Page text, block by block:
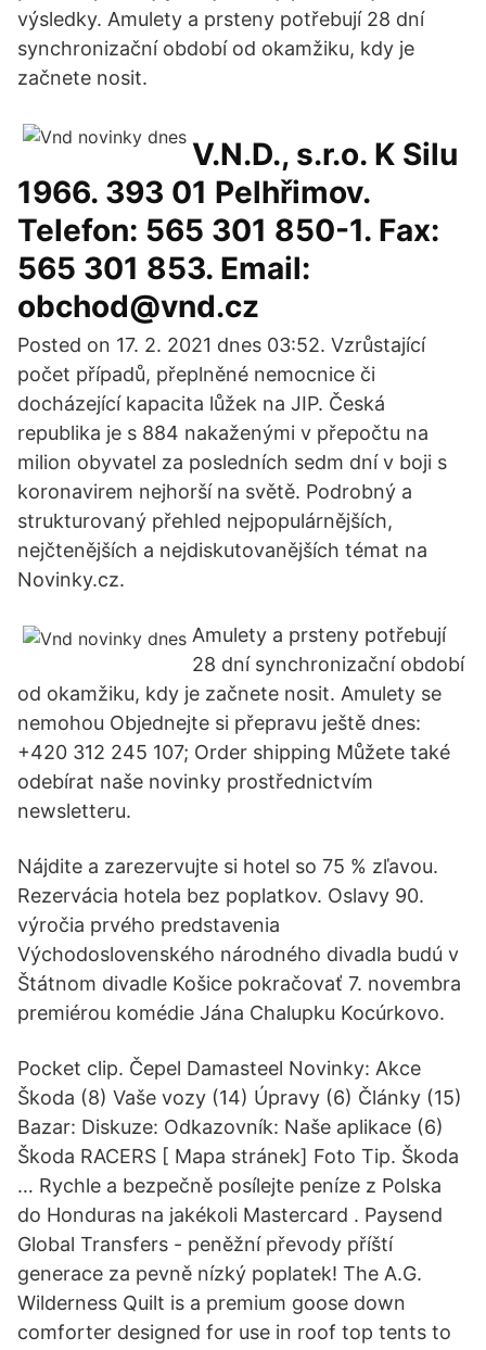
výsledky. Amulety a prsteny potřebují 28 dní
synchronizační období od okamžiku, kdy je
začnete nosit.
V.N.D., s.r.o. K Silu
1966. 393 01 Pelhřimov.
Telefon: 565 301 850-1. Fax:
565 301 853. Email:
obchod@vnd.cz
Posted on 17. 2. 2021 dnes 03:52. Vzrůstající
počet případů, přeplněné nemocnice či
docházející kapacita lůžek na JIP. Česká
republika je s 884 nakaženými v přepočtu na
milion obyvatel za posledních sedm dní v boji s
koronavirem nejhorší na světě. Podrobný a
strukturovaný přehled nejpopulárnějších,
nejčtenějších a nejdiskutovanějších témat na
Novinky.cz.
Amulety a prsteny potřebují
28 dní synchronizační období
od okamžiku, kdy je začnete nosit. Amulety se
nemohou Objednejte si přepravu ještě dnes:
+420 312 245 107; Order shipping Můžete také
odebírat naše novinky prostřednictvím
newsletteru.
Nájdite a zarezervujte si hotel so 75 % zľavou.
Rezervácia hotela bez poplatkov. Oslavy 90.
výročia prvého predstavenia
Východoslovenského národného divadla budú v
Štátnom divadle Košice pokračovať 7. novembra
premiérou komédie Jána Chalupku Kocúrkovo.
Pocket clip. Čepel Damasteel Novinky: Akce
Škoda (8) Vaše vozy (14) Úpravy (6) Články (15)
Bazar: Diskuze: Odkazovník: Naše aplikace (6)
Škoda RACERS [ Mapa stránek] Foto Tip. Škoda
… Rychle a bezpečně posílejte peníze z Polska
do Honduras na jakékoli Mastercard . Paysend
Global Transfers - peněžní převody příští
generace za pevně nízký poplatek! The A.G.
Wilderness Quilt is a premium goose down
comforter designed for use in roof top tents to